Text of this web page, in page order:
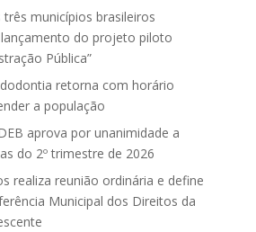
municípios brasileiros
do projeto piloto
Pública”
retorna com horário
a população
aprova por unanimidade a
do 2º trimestre de 2026
realiza reunião ordinária e define
Municipal dos Direitos da